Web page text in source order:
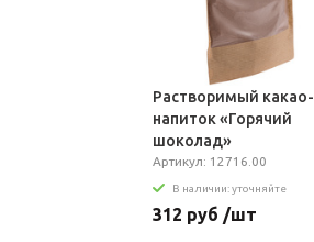
Растворимый какао-
напиток «Горячий
шоколад»
Артикул: 12716.00
В наличии: уточняйте
312 руб /шт